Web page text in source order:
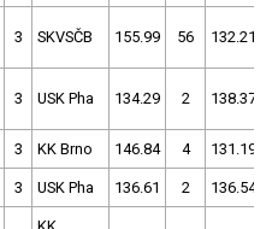
3 SKVSČB 155.99 56 132.21
3 USK Pha 134.29 2 138.37
3 KK Brno 146.84 4 131.19
3 USK Pha 136.61 2 136.54